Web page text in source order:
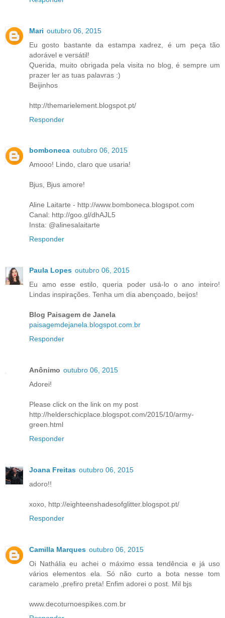
Mari outubro 06, 2015
Eu gosto bastante da estampa xadrez, é um peça tão
adorável e versátil!
Querida, muito obrigada pela visita no blog, é sempre um
prazer ler as tuas palavras :)
Beijinhos
http://themarielement.blogspot.pt/
Responder
bomboneca outubro 06, 2015
Amooo! Lindo, claro que usaria!
Bjus, Bjus amore!
Aline Laitarte - http://www.bomboneca.blogspot.com
Canal: http://goo.gl/dhAJL5
Insta: @alinesalaitarte
Responder
Paula Lopes outubro 06, 2015
Eu amo esse estilo, queria poder usá-lo o ano inteiro!
Lindas inspirações. Tenha um dia abençoado, beijos!
Blog Paisagem de Janela
paisagemdejanela.blogspot.com.br
Responder
Anônimo outubro 06, 2015
Adorei!
Please click on the link on my post
http://helderschicplace.blogspot.com/2015/10/army-
green.html
Responder
Joana Freitas outubro 06, 2015
adoro!!
xoxo, http://eighteenshadesofglitter.blogspot.pt/
Responder
Camilla Marques outubro 06, 2015
Oi Nathália eu achei o máximo essa tendência e já uso
vários elementos ela. Só não curto a bota nesse tom
caramelo ,prefiro preta! Enfim adorei o post. Mil bjs
www.decoturnoespikes.com.br